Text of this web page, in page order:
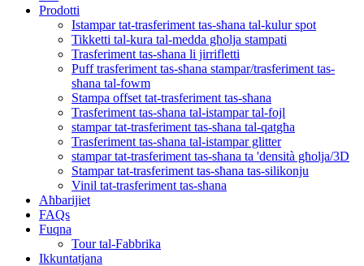
Prodotti
Istampar tat-trasferiment tas-sħana tal-kulur spot
Tikketti tal-kura tal-medda għolja stampati
Trasferiment tas-sħana li jirrifletti
Puff trasferiment tas-sħana stampar/trasferiment tas-
sħana tal-fowm
Stampa offset tat-trasferiment tas-sħana
Trasferiment tas-sħana tal-istampar tal-fojl
stampar tat-trasferiment tas-sħana tal-qatgħa
Trasferiment tas-sħana tal-istampar glitter
stampar tat-trasferiment tas-sħana ta 'densità għolja/3D
Stampar tat-trasferiment tas-sħana tas-silikonju
Vinil tat-trasferiment tas-sħana
Aħbarijiet
FAQs
Fuqna
Tour tal-Fabbrika
Ikkuntatjana